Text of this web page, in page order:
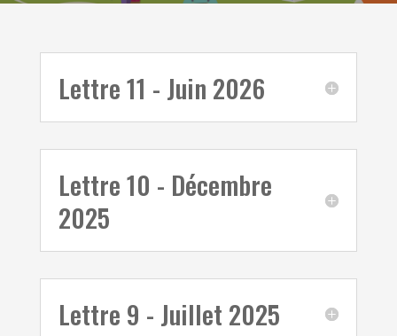
Lettre 11 - Juin 2026
Lettre 10 - Décembre
2025
Lettre 9 - Juillet 2025